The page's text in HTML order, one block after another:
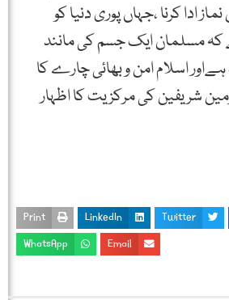
ادا کرنا ،جہاں پوری دنیا کو
کہ مسلمان ایک جسم کی مانند
اسلام امن و بھائی چارے کا
شریفین کی مرکزیت کا اظہار
Twitter
LinkedIn
Print
Email
WhatsApp